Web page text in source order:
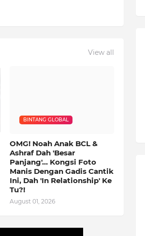
View all
BINTANG GLOBAL
OMG! Noah Anak BCL &
Ashraf Dah 'Besar
Panjang'… Kongsi Foto
Manis Dengan Gadis Cantik
Ini, Dah 'In Relationship' Ke
Tu?!
August 01, 2026